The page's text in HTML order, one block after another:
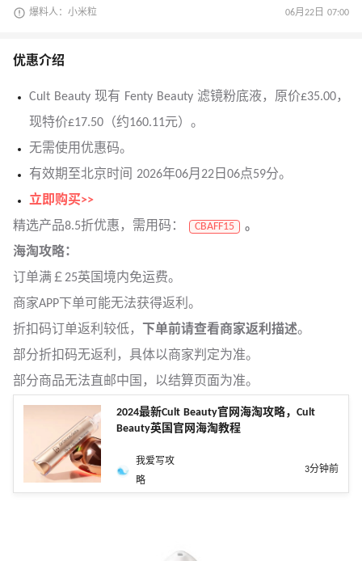
爆料人：小米粒 06月22日 07:00
优惠介绍
Cult Beauty 现有 Fenty Beauty 滤镜粉底液，原价£35.00，
现特价£17.50（约160.11元）。
无需使用优惠码。
有效期至北京时间 2026年06月22日06点59分。
立即购买>>
精选产品8.5折优惠，需用码：
CBAFF15
。
海淘攻略：
订单满￡25英国境内免运费。
商家APP下单可能无法获得返利。
折扣码订单返利较低，
下单前请查看商家返利描述。
部分折扣码无返利，具体以商家判定为准。
部分商品无法直邮中国，以结算页面为准。
2024最新Cult Beauty官网海淘攻略，Cult
Beauty英国官网海淘教程
我爱写攻
略
3分钟前